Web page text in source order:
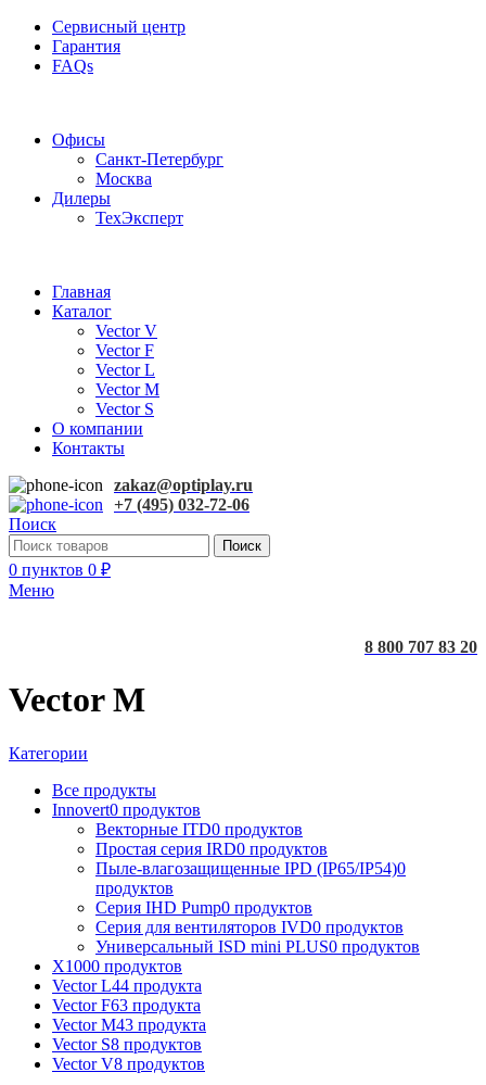
Сервисный центр
Гарантия
FAQs
Офисы
Санкт-Петербург
Москва
Дилеры
ТехЭксперт
Главная
Каталог
Vector V
Vector F
Vector L
Vector M
Vector S
О компании
Контакты
zakaz@optiplay.ru
+7 (495) 032-72-06
Поиск
Поиск
0 пунктов 0 ₽
Меню
8 800 707 83 20
Vector M
Категории
Все продукты
Innovert0 продуктов
Векторные ITD0 продуктов
Простая серия IRD0 продуктов
Пыле-влагозащищенные IPD (IP65/IP54)0
продуктов
Серия IHD Pump0 продуктов
Серия для вентиляторов IVD0 продуктов
Универсальный ISD mini PLUS0 продуктов
X1000 продуктов
Vector L44 продукта
Vector F63 продукта
Vector M43 продукта
Vector S8 продуктов
Vector V8 продуктов